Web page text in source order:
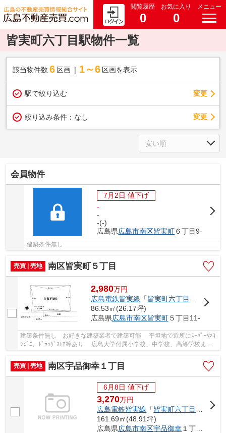
閲覧履歴
0
お気に入り
0
メニュー
皆実町六丁目駅物件一覧
該当物件数 6 区画 1～6 区画を表示
駅で絞り込む 変更
絞り込み条件： なし 変更
会員物件
7月2日 値下げ
-
-
-(-)
広島県広島市南区皆実町６丁目9-
建築条件無し
売買 | 売地 南区皆実町５丁目
2,980万円
広島電鉄皆実線 「皆実町六丁目 」駅 徒歩3
86.53㎡(26.17坪)
広島県広島市南区皆実町５丁目11-
建築条件無し お好きな建築業者で建築可能 平坦地で近所にｽｰﾊﾟｰやｺ
ﾝﾋﾞﾆ、ﾄﾞﾗｯｸﾞｽﾄｱ等あり 広島大学付属小学校、中学校、高等学校まで
売買 | 売地
南区宇品御幸１丁目
6月8日 値下げ
3,270万円
広島電鉄皆実線 「皆実町六丁目
」駅 徒
161.69㎡(48.91坪)
広島県広島市南区宇品御幸 １丁目1-